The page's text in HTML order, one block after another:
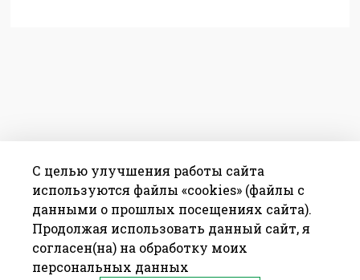
С целью улучшения работы сайта
используются файлы «cookies» (файлы с
данными о прошлых посещениях сайта).
Продолжая использовать данный сайт, я
согласен(на) на обработку моих
персональных данных